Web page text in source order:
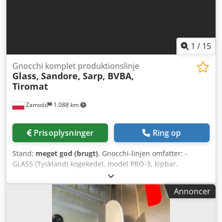
1 / 15
Zamość 1.088 km
Gnocchi komplet produktionslinje
Glass, Sandore, Sarp, BVBA,
Tiromat
Prisoplysninger Ring op
Stand: meget god (brugt), Gnocchi-linjen omfatter: -
GLASS (Tyskland) kogekedel, model PRO-3, kipbar,
kapacitet 500 L med omrøring, vakuum og køling -
Løftesøjle til 200 L forbindelseskar til dejspåføring til
formmaskinen - SANDORE (Italien) formmaskine, model NF
100 C, effekt 8,5 kW - Segmenttransportør, type Z, der fører
produktet til vibrerende tunnel, bredde: 400 cm, højde 200
Annoncer